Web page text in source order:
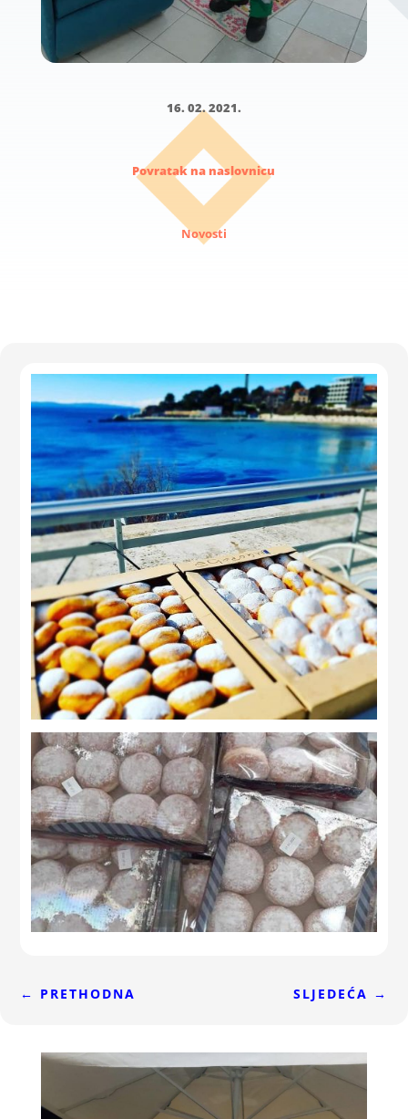
16. 02. 2021.
Povratak na naslovnicu
Novosti
← PRETHODNA SLJEDEĆA →